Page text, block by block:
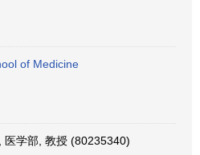
of Medicine
医学部, 教授 (80235340)